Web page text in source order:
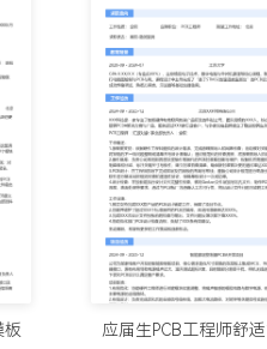
图与PCB设计工作，涵盖智能开关
次投板成功率达到XXX%，改板成
优化，将Layout阶段发现的问题
范封装，支持团队设计效率提升
确率XXX%，保障产品按期转产。
有效设计优化建议XXX条，被团
挑战和涨薪机会。
板 应届生PCB工程师舒